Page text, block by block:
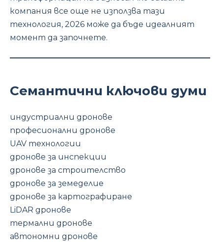
компания все още не използва тази
технология, 2026 може да бъде идеалният
момент да започнете.
Семантични ключови думи
индустриални дронове
професионални дронове
UAV технологии
дронове за инспекции
дронове за строителство
дронове за земеделие
дронове за картографиране
LiDAR дронове
термални дронове
автономни дронове